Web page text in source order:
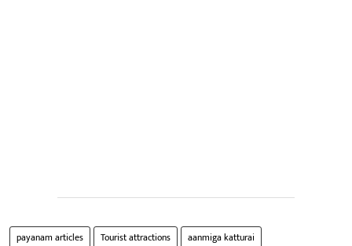
payanam articles Tourist attractions aanmiga katturai